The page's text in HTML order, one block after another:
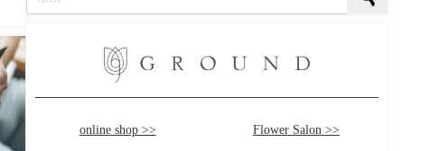
online shop >> Flower Salon >>